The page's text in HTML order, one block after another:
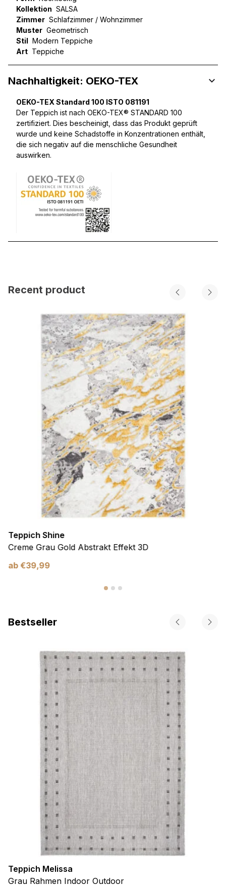
Kollektion SALSA
Zimmer Schlafzimmer / Wohnzimmer
Muster Geometrisch
Stil Modern Teppiche
Art Teppiche
Nachhaltigkeit: OEKO-TEX
OEKO-TEX Standard 100 ISTO 081191
Der Teppich ist nach OEKO-TEX® STANDARD 100
zertifiziert. Dies bescheinigt, dass das Produkt geprüft
wurde und keine Schadstoffe in Konzentrationen enthält,
die sich negativ auf die menschliche Gesundheit
auswirken.
Recent product
Teppich Shine
Creme Grau Gold Abstrakt Effekt 3D
ab €39,99
Bestseller
Teppich Melissa
Grau Rahmen Indoor Outdoor